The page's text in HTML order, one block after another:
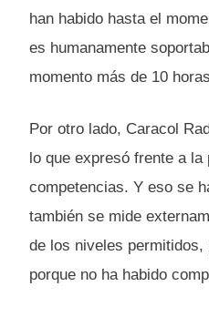
han habido hasta el
es humanamente
momento más de 10
Por otro lado, Caracol
lo que expresó frente a
competencias. Y eso se
también se mide
de los niveles permitidos,
porque no ha habido